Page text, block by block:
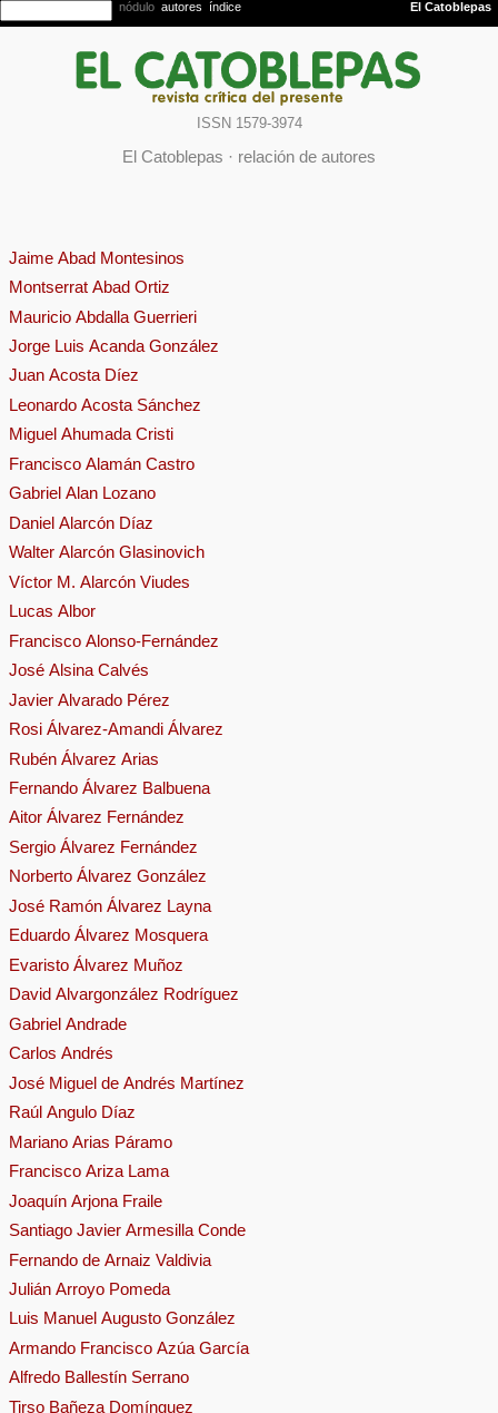
ISSN 1579-3974
El Catoblepas · relación de autores
Jaime Abad Montesinos
Montserrat Abad Ortiz
Mauricio Abdalla Guerrieri
Jorge Luis Acanda González
Juan Acosta Díez
Leonardo Acosta Sánchez
Miguel Ahumada Cristi
Francisco Alamán Castro
Gabriel Alan Lozano
Daniel Alarcón Díaz
Walter Alarcón Glasinovich
Víctor M. Alarcón Viudes
Lucas Albor
Francisco Alonso-Fernández
José Alsina Calvés
Javier Alvarado Pérez
Rosi Álvarez-Amandi Álvarez
Rubén Álvarez Arias
Fernando Álvarez Balbuena
Aitor Álvarez Fernández
Sergio Álvarez Fernández
Norberto Álvarez González
José Ramón Álvarez Layna
Eduardo Álvarez Mosquera
Evaristo Álvarez Muñoz
David Alvargonzález Rodríguez
Gabriel Andrade
Carlos Andrés
José Miguel de Andrés Martínez
Raúl Angulo Díaz
Mariano Arias Páramo
Francisco Ariza Lama
Joaquín Arjona Fraile
Santiago Javier Armesilla Conde
Fernando de Arnaiz Valdivia
Julián Arroyo Pomeda
Luis Manuel Augusto González
Armando Francisco Azúa García
Alfredo Ballestín Serrano
Tirso Bañeza Domínguez